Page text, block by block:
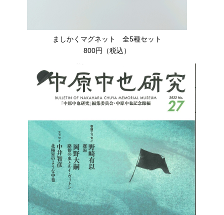
ましかくマグネット 全5種セット
800円（税込）